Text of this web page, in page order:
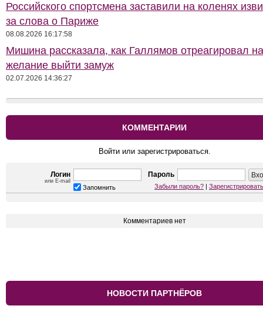
Российского спортсмена заставили на коленях
за слова о Париже
08.08.2026 16:17:58
Мишина рассказала, как Галлямов отреагировал
желание выйти замуж
02.07.2026 14:36:27
КОММЕНТАРИИ
Войти или зарегистрироваться.
Логин
или E-mail
Пароль
Запомнить Забыли пароль? |
Комментариев нет
НОВОСТИ ПАРТНЁРОВ